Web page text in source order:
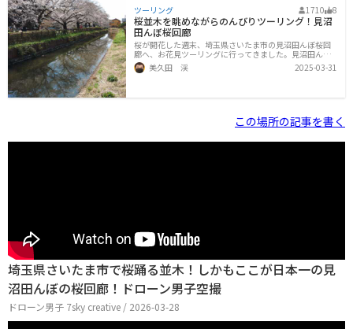
ツーリング 1710 8
桜並木を眺めながらのんびりツーリング！見沼
田んぼ桜回廊
桜が開花した週末、埼玉県さいたま市の見沼田んぼ桜回
廊へ、お花見ツーリングに行ってきました。見沼田んぼ
桜回廊は、さいたま市の東部に広がる田園に植樹され
た、総延長20kmにもなる桜並木です。完全な一本道とい
のは見沼代用水西縁（みぬまだいようすいにしべり）
は二速でのんびりトコトコ進んでいきます。武蔵国一宮
氷川女體神社の近くでちょっと停車して、写真を一枚。
桜もほぼ満開ですね。見沼氷川公園の周辺では、桜と菜
美久田 渓 2025-03-31
この場所の記事を書く
埼玉県さいたま市で桜踊る並木！しかもここが日本一の見
沼田んぼの桜回廊！ドローン男子空撮
ドローン男子 7sky creative / 2026-03-28